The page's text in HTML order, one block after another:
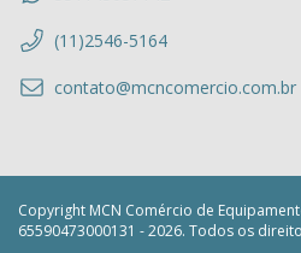
(11)2546-5164
contato@mcncomercio.com.br
Copyright MCN Comércio de
65590473000131 - 2026. Todos os